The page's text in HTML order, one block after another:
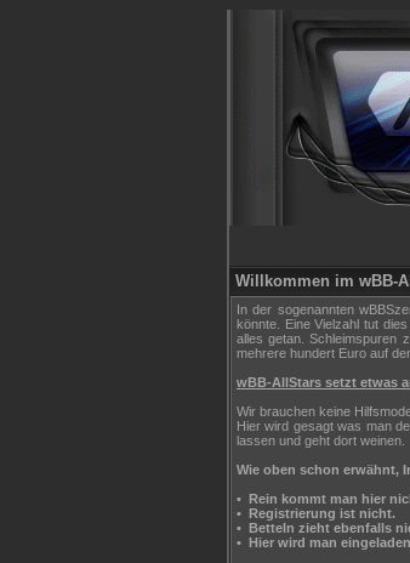
Willkommen im wBB-
In der sogenannten
könnte. Eine Vielzahl tut
alles getan. Schleimspuren
mehrere hundert Euro auf
wBB-AllStars setzt etwas
Wir brauchen keine
Hier wird gesagt was man
lassen und geht dort weinen.
Wie oben schon erwähnt,
• Rein kommt man hier
• Registrierung ist nicht.
• Betteln zieht ebenfalls
• Hier wird man